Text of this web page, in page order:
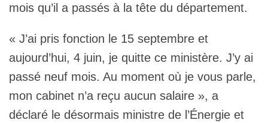
mois qu’il a passés à la tête du département.
« J’ai pris fonction le 15 septembre et
aujourd’hui, 4 juin, je quitte ce ministère. J’y ai
passé neuf mois. Au moment où je vous parle,
mon cabinet n’a reçu aucun salaire », a
déclaré le désormais ministre de l’Énergie et